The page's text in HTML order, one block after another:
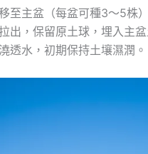
至主盆（每盆可種3～5株
出，保留原土球，埋入主
透水，初期保持土壤濕潤。